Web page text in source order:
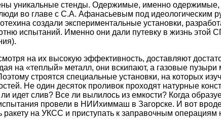
уникальные стенды. Одержимые, именно одержимые,
во главе с С.А. Афанасьевым под идеологическим
создали экспериментальные установки,
испытаний. Именно они дали путевку в жизнь этой
на их высокую эффективность, доставляют
на «теплый» металл, они вскипают, а газовые пузыри
строятся специальные установки, на которых
Не один десяток проливок проходят натурные
идет слив? Все ли вылилось из емкости? Когда
провели в НИИхиммаш в Загорске. И вот
на УКСС и приступать к заправочным операциям